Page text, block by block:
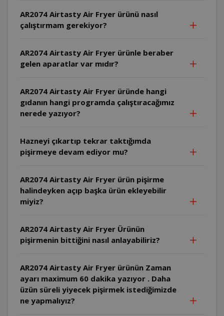
AR2074 Airtasty Air Fryer ürünü nasıl
çalıştırmam gerekiyor?
AR2074 Airtasty Air Fryer ürünle beraber
gelen aparatlar var mıdır?
AR2074 Airtasty Air Fryer üründe hangi
gıdanın hangi programda çalıştıracağımız
nerede yazıyor?
Hazneyi çıkartıp tekrar taktığımda
pişirmeye devam ediyor mu?
AR2074 Airtasty Air Fryer ürün pişirme
halindeyken açıp başka ürün ekleyebilir
miyiz?
AR2074 Airtasty Air Fryer Ürünün
pişirmenin bittiğini nasıl anlayabiliriz?
AR2074 Airtasty Air Fryer ürünün Zaman
ayarı maximum 60 dakika yazıyor . Daha
üzün süreli yiyecek pişirmek istediğimizde
ne yapmalıyız?